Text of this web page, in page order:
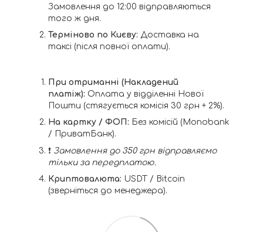
Замовлення до 12:00 відправляються
того ж дня.
Терміново по Києву: Доставка на
таксі (після повної оплати).
При отриманні (Накладений
платіж): Оплата у відділенні Нової
Пошти (стягується комісія 30 грн + 2%).
На картку / ФОП: Без комісій (Monobank
/ ПриватБанк).
❗️ Замовлення до 350 грн відправляємо
тільки за передплатою.
Криптовалюта: USDT / Bitcoin
(зверніться до менеджера).